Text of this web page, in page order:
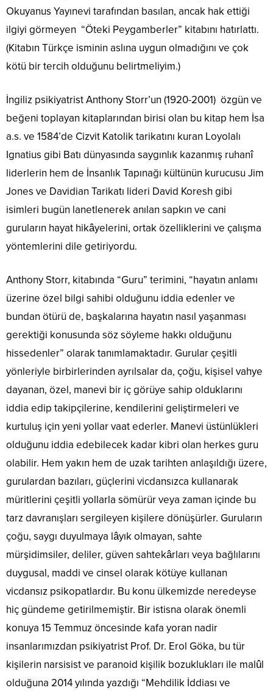
Okuyanus Yayınevi tarafından basılan, ancak hak ettiği
ilgiyi görmeyen “Öteki Peygamberler” kitabını hatırlattı.
(Kitabın Türkçe isminin aslına uygun olmadığını ve çok
kötü bir tercih olduğunu belirtmeliyim.)
İngiliz psikiyatrist Anthony Storr’un (1920-2001) özgün ve
beğeni toplayan kitaplarından birisi olan bu kitap hem İsa
a.s. ve 1584’de Cizvit Katolik tarikatını kuran Loyolalı
Ignatius gibi Batı dünyasında saygınlık kazanmış ruhanî
liderlerin hem de İnsanlık Tapınağı kültünün kurucusu Jim
Jones ve Davidian Tarikatı lideri David Koresh gibi
isimleri bugün lanetlenerek anılan sapkın ve cani
guruların hayat hikâyelerini, ortak özelliklerini ve çalışma
yöntemlerini dile getiriyordu.
Anthony Storr, kitabında “Guru” terimini, “hayatın anlamı
üzerine özel bilgi sahibi olduğunu iddia edenler ve
bundan ötürü de, başkalarına hayatın nasıl yaşanması
gerektiği konusunda söz söyleme hakkı olduğunu
hissedenler” olarak tanımlamaktadır. Gurular çeşitli
yönleriyle birbirlerinden ayrılsalar da, çoğu, kişisel vahye
dayanan, özel, manevi bir iç görüye sahip olduklarını
iddia edip takipçilerine, kendilerini geliştirmeleri ve
kurtuluş için yeni yollar vaat ederler. Manevi üstünlükleri
olduğunu iddia edebilecek kadar kibri olan herkes guru
olabilir. Hem yakın hem de uzak tarihten anlaşıldığı üzere,
gurulardan bazıları, güçlerini vicdansızca kullanarak
müritlerini çeşitli yollarla sömürür veya zaman içinde bu
tarz davranışları sergileyen kişilere dönüşürler. Guruların
çoğu, saygı duyulmaya lâyık olmayan, sahte
mürşidimsiler, deliler, güven sahtekârları veya bağlılarını
duygusal, maddi ve cinsel olarak kötüye kullanan
vicdansız psikopatlardır. Bu konu ülkemizde neredeyse
hiç gündeme getirilmemiştir. Bir istisna olarak önemli
konuya 15 Temmuz öncesinde kafa yoran nadir
insanlarımızdan psikiyatrist Prof. Dr. Erol Göka, bu tür
kişilerin narsisist ve paranoid kişilik bozuklukları ile malûl
olduğuna 2014 yılında yazdığı “Mehdilik İddiası ve